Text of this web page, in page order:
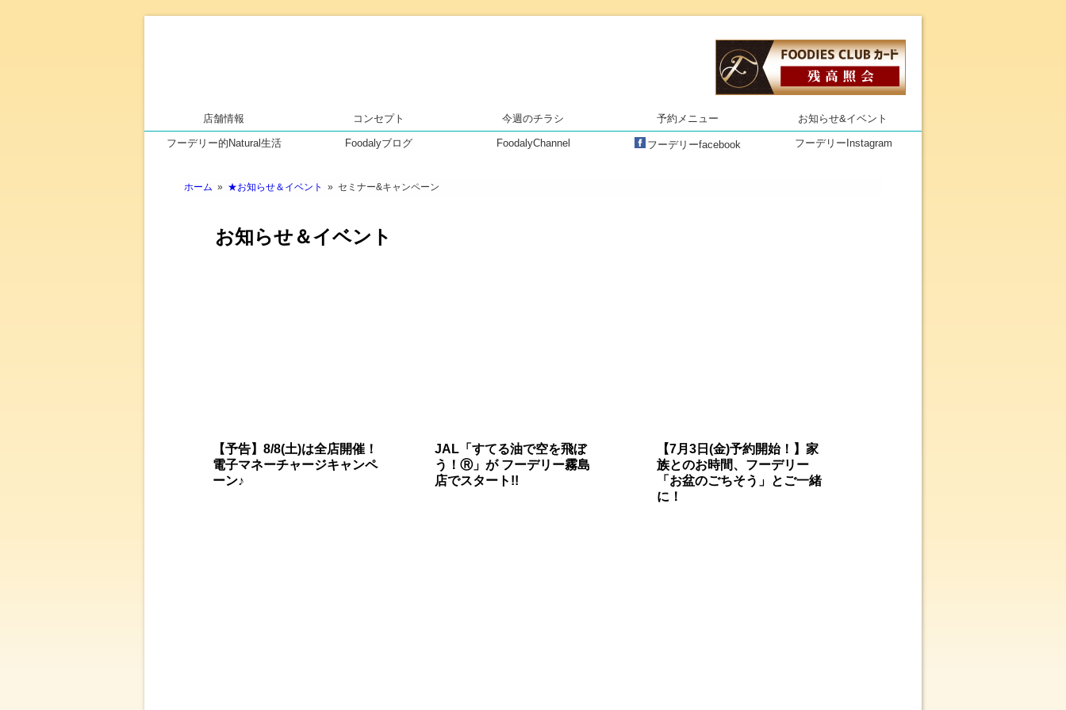
安心・安全・高品質な食品をセレクトしたスーパーマーケット
店舗情報 コンセプト 今週のチラシ 予約メニュー お知らせ&イベント
フーデリー的Natural生活 Foodalyブログ FoodalyChannel フーデリーfacebook フーデリーInstagram
ホーム » ★お知らせ＆イベント » セミナー&キャンペーン
お知らせ＆イベント
【予告】8/8(土)は全店開催！
電子マネーチャージキャンペ
ーン♪
JAL「すてる油で空を飛ぼ
う！Ⓡ」が フーデリー霧島
店でスタート!!
【7月3日(金)予約開始！】家
族とのお時間、フーデリー
「お盆のごちそう」とご一緒
に！